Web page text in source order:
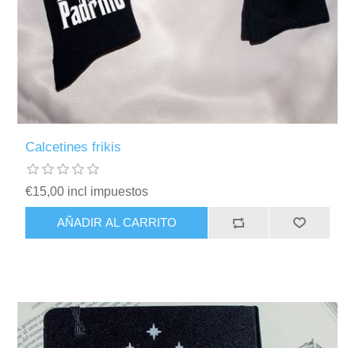
Calcetines frikis
€15,00 incl impuestos
AÑADIR AL CARRITO